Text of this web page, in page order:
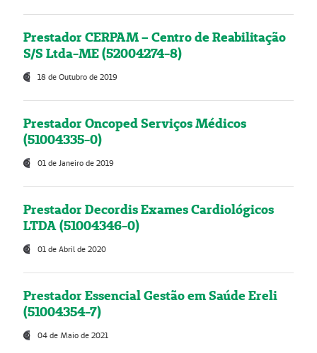
Prestador CERPAM – Centro de Reabilitação
S/S Ltda-ME (52004274-8)
18 de Outubro de 2019
Prestador Oncoped Serviços Médicos
(51004335-0)
01 de Janeiro de 2019
Prestador Decordis Exames Cardiológicos
LTDA (51004346-0)
01 de Abril de 2020
Prestador Essencial Gestão em Saúde Ereli
(51004354-7)
04 de Maio de 2021